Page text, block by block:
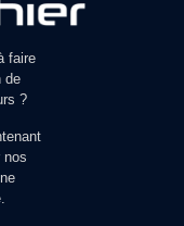
faire
de
?
nos